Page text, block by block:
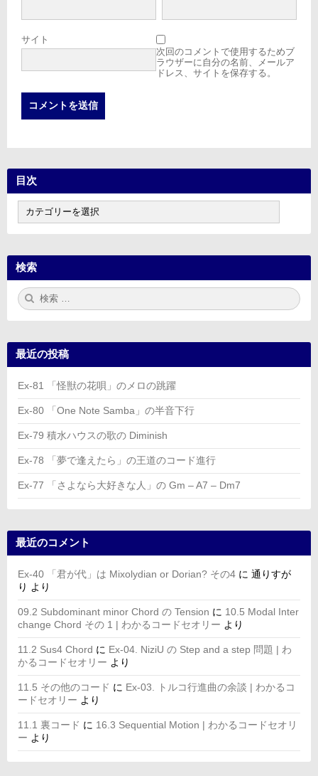
サイト
次回のコメントで使用するためブ
ラウザーに自分の名前、メールア
ドレス、サイトを保存する。
目次
次
検索
検
索:
最近の投稿
Ex-81 「怪獣の花唄」のメロの跳躍
Ex-80 「One Note Samba」の半音下行
Ex-79 積水ハウスの歌の Diminish
Ex-78 「夢で逢えたら」の王道のコード進行
Ex-77 「さよなら大好きな人」の Gm – A7 – Dm7
最近のコメント
Ex-40 「君が代」は Mixolydian or Dorian? その4 に 通りすが
り より
09.2 Subdominant minor Chord の Tension に 10.5 Modal Inter
change Chord その 1 | わかるコードセオリー より
11.2 Sus4 Chord に Ex-04. NiziU の Step and a step 問題 | わ
かるコードセオリー より
11.5 その他のコード に Ex-03. トルコ行進曲の余談 | わかるコ
ードセオリー より
11.1 裏コード に 16.3 Sequential Motion | わかるコードセオリ
ー より